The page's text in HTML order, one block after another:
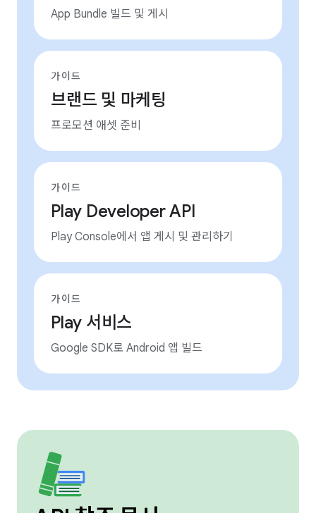
App Bundle 빌드 및 게시
가이드
브랜드 및 마케팅
프로모션 애셋 준비
가이드
Play Developer API
Play Console에서 앱 게시 및 관리하기
가이드
Play 서비스
Google SDK로 Android 앱 빌드